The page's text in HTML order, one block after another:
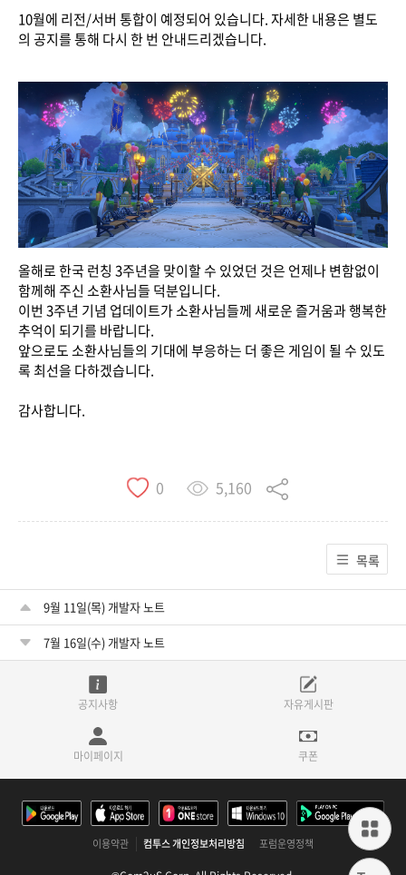
10월에 리전/서버 통합이 예정되어 있습니다. 자세한 내용은 별도
의 공지를 통해 다시 한 번 안내드리겠습니다.
올해로 한국 런칭 3주년을 맞이할 수 있었던 것은 언제나 변함없이
함께해 주신 소환사님들 덕분입니다.
이번 3주년 기념 업데이트가 소환사님들께 새로운 즐거움과 행복한
추억이 되기를 바랍니다.
앞으로도 소환사님들의 기대에 부응하는 더 좋은 게임이 될 수 있도
록 최선을 다하겠습니다.
감사합니다.
0 5,160
목록
9월 11일(목) 개발자 노트
7월 16일(수) 개발자 노트
공지사항 자유게시판
마이페이지 쿠폰
이용약관 컴투스 개인정보처리방침 포럼운영정책